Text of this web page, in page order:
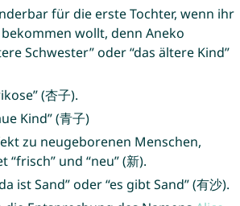
für die erste Tochter, wenn ihr
wollt, denn Aneko
Schwester” oder “das ältere Kind”
(杏子).
Kind” (青子)
zu neugeborenen Menschen,
und “neu” (新).
ist Sand” oder “es gibt Sand” (有沙).